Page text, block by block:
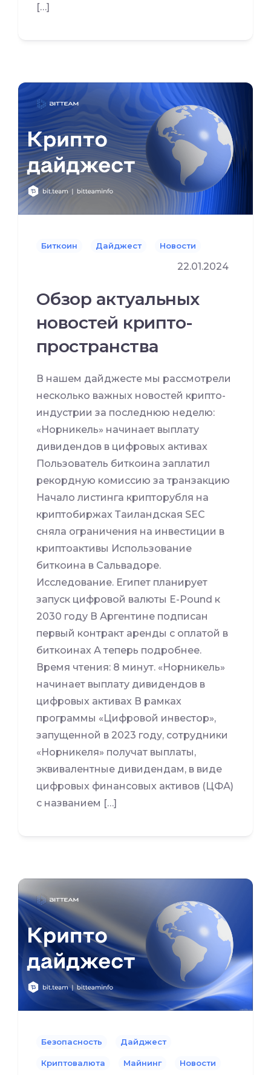
[…]
Биткоин Дайджест Новости
22.01.2024
Обзор актуальных
новостей крипто-
пространства
В нашем дайджесте мы рассмотрели
несколько важных новостей крипто-
индустрии за последнюю неделю:
«Норникель» начинает выплату
дивидендов в цифровых активах
Пользователь биткоина заплатил
рекордную комиссию за транзакцию
Начало листинга крипторубля на
криптобиржах Таиландская SEC
сняла ограничения на инвестиции в
криптоактивы Использование
биткоина в Сальвадоре.
Исследование. Египет планирует
запуск цифровой валюты E-Pound к
2030 году В Аргентине подписан
первый контракт аренды с оплатой в
биткоинах А теперь подробнее.
Время чтения: 8 минут. «Норникель»
начинает выплату дивидендов в
цифровых активах В рамках
программы «Цифровой инвестор»,
запущенной в 2023 году, сотрудники
«Норникеля» получат выплаты,
эквивалентные дивидендам, в виде
цифровых финансовых активов (ЦФА)
с названием […]
Безопасность Дайджест
Криптовалюта Майнинг Новости